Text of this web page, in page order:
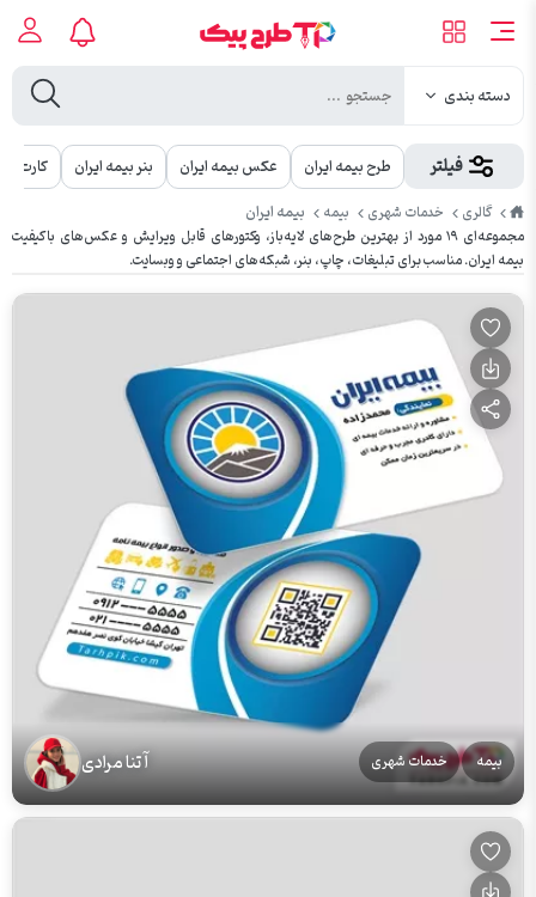
دسته بندی
فیلتر طرح بیمه ایران عکس بیمه ایران بنر بیمه ایران
کارت
طرح
پیک
گالری خدمات شهری بیمه بیمه ایران
مجموعه‌ای ۱۹ مورد از بهترین طرح‌های لایه‌باز، وکتورهای قابل ویرایش و عکس‌های باکیفیت
بیمه ایران. مناسب برای تبلیغات، چاپ، بنر، شبکه‌های اجتماعی و وبسایت.
بیمه خدمات شهری آتنا مرادی